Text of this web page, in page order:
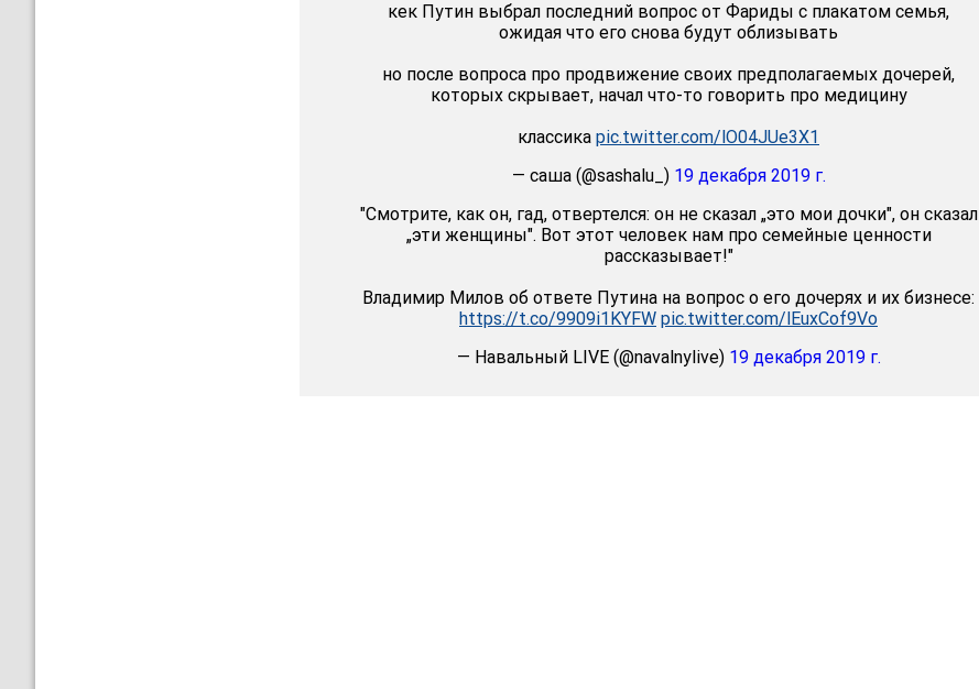
кек Путин выбрал последний вопрос от Фариды с плакатом семья,
ожидая что его снова будут облизывать
но после вопроса про продвижение своих предполагаемых дочерей,
которых скрывает, начал что-то говорить про медицину
классика pic.twitter.com/lO04JUe3X1
— саша (@sashalu_) 19 декабря 2019 г.
"Смотрите, как он, гад, отвертелся: он не сказал „это мои дочки", он сказал
„эти женщины". Вот этот человек нам про семейные ценности
рассказывает!"
Владимир Милов об ответе Путина на вопрос о его дочерях и их бизнесе:
https://t.co/9909i1KYFW pic.twitter.com/lEuxCof9Vo
— Навальный LIVE (@navalnylive) 19 декабря 2019 г.